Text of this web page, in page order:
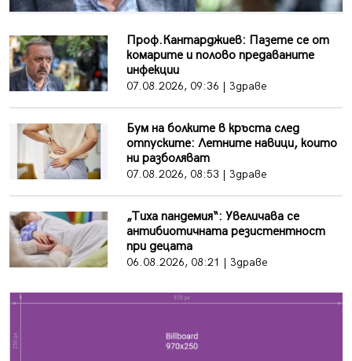
Проф.Кантарджиев: Пазете се от
комарите и полово предаваните
инфекции
07.08.2026, 09:36 | Здраве
Бум на болките в кръста след
отпуските: Летните навици, които
ни разболяват
07.08.2026, 08:53 | Здраве
„Тиха пандемия“: Увеличава се
антибиотичната резистентност
при децата
06.08.2026, 08:21 | Здраве